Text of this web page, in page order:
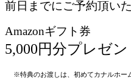
前日までにご予約頂い
Amazonギフト券
5,000円分プレゼン
※特典のお渡しは、初めてカナルホー